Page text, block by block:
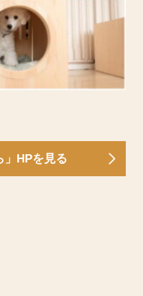
」HPを見る